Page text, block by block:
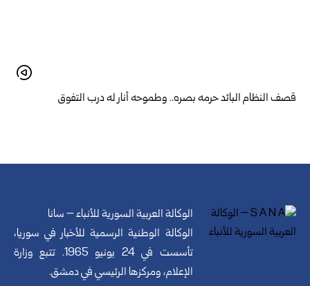
قصف النظام البائد حرمه بصره.. وطموحه أنار له درب التفوق
الوكالة العربية السورية للأنباء – سانا
الوكالة الوطنية الرسمية للأخبار في سوريا،
تأسست في 24 يونيو 1965. تتبع وزارة
الإعلام، ومركزها الرئيسي في دمشق.